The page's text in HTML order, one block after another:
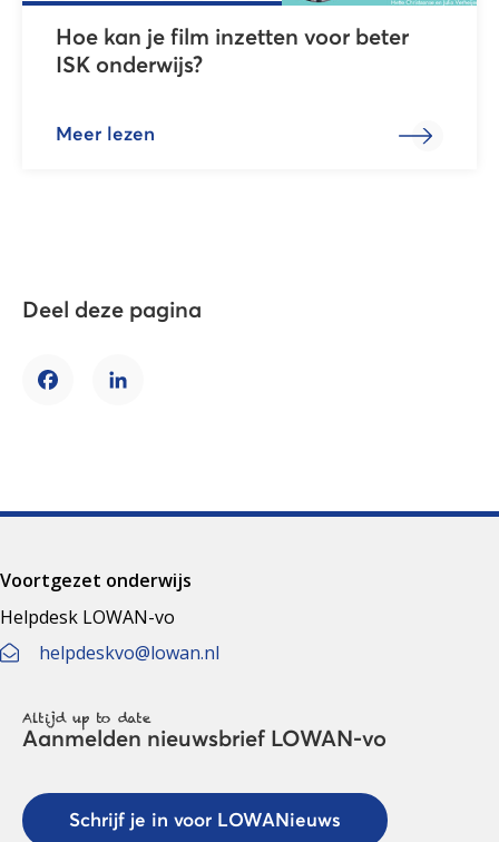
Hoe kan je film inzetten voor beter
ISK onderwijs?
Meer lezen
Deel deze pagina
FacebookLinkedIn
Voortgezet onderwijs
Helpdesk LOWAN-vo
helpdeskvo@lowan.nl
Altijd up to date
Aanmelden nieuwsbrief LOWAN-vo
Schrijf je in voor LOWANieuws